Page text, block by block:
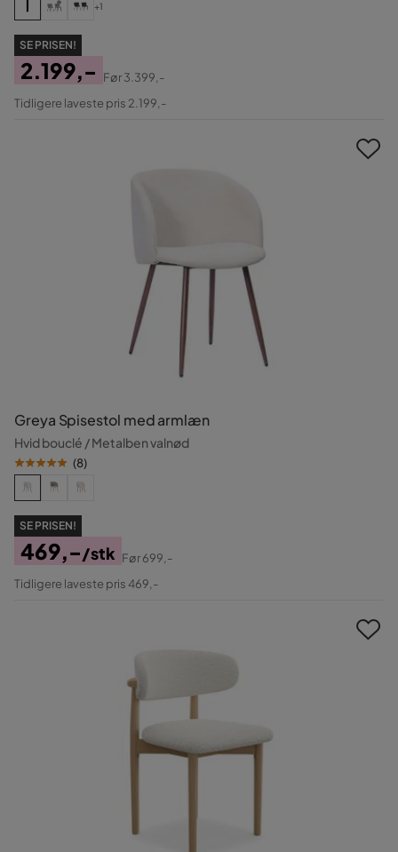
+1
SE PRISEN!
Pris
2.199,-
Original
Før3.399,-
Tidligere laveste pris 2.199,-
Greya Spisestol med armlæn
Hvid bouclé / Metalben valnød
(8)
SE PRISEN!
Pris
469,-/stk
Original
Før699,-
Tidligere laveste pris 469,-